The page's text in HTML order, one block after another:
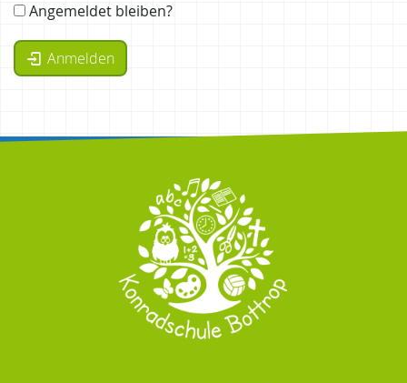
Angemeldet bleiben?
Anmelden